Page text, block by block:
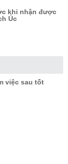
khi nhận được
Úc
việc sau tốt